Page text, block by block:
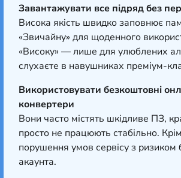
Завантажувати все підряд без
Висока якість швидко заповнює
«Звичайну» для щоденного
«Високу» — лише для улюблених
слухаєте в навушниках преміум-
Використовувати безкоштовні
конвертери
Вони часто містять шкідливе ПЗ,
просто не працюють стабільно.
порушення умов сервісу з ризиком
акаунта.